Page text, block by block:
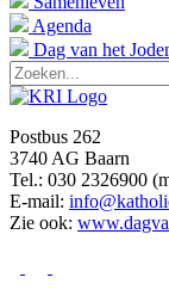
Agenda
Dag van het
Postbus 262
3740 AG Baarn
Tel.: 030 2326900
E-mail:
Zie ook: